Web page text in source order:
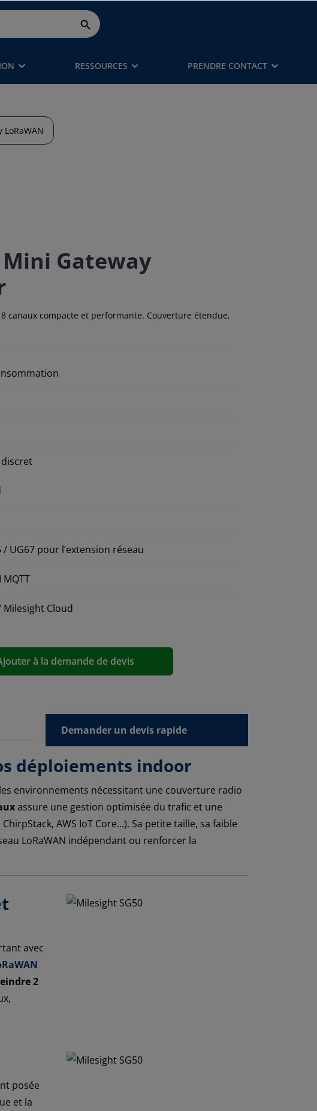
RESSOURCES PRENDRE CONTACT
LoRaWAN
Gateway
canaux compacte et performante. Couverture étendue,
UG67 pour l’extension réseau
Milesight Cloud
à la demande de devis
Demander un devis rapide
déploiements indoor
environnements nécessitant une couverture radio
assure une gestion optimisée du trafic et une
AWS IoT Core…). Sa petite taille, sa faible
LoRaWAN indépendant ou renforcer la
avec
2
posée
et la